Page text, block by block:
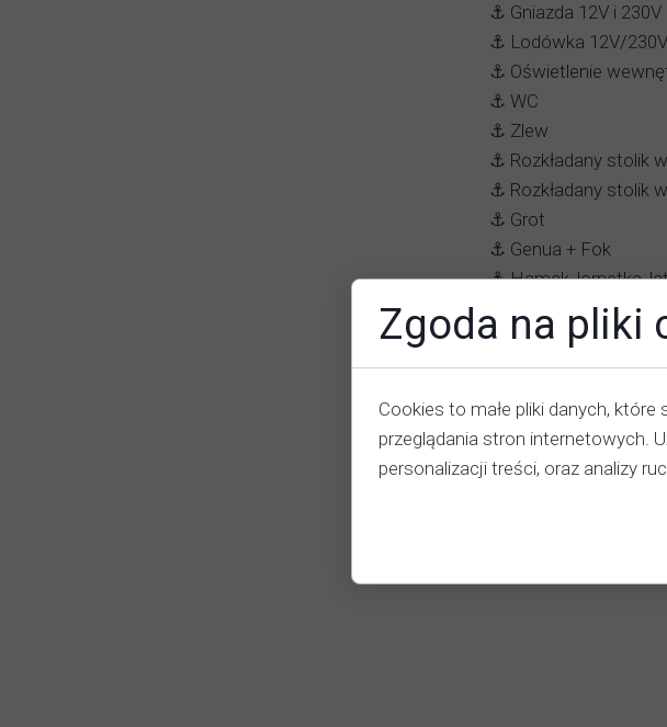
⚓️ Gniazda 12V i 230V
⚓️ Lodówka 12V/230V
⚓️ Oświetlenie
⚓️ WC
⚓️ Zlew
⚓️ Rozkładany stolik
⚓️ Rozkładany stolik
⚓️ Grot
⚓️ Genua + Fok
⚓️ Hamak, lornetka,
Opinie -
Zgoda na pliki
Cookies to małe pliki danych,
przeglądania stron internetowych.
personalizacji treści, oraz analizy